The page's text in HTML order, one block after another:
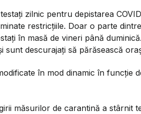
zilnic pentru depistarea
restricțiile. Doar o parte
în masă de vineri până
sunt descurajați să părăsească
în mod dinamic în funcție
măsurilor de carantină a stârnit